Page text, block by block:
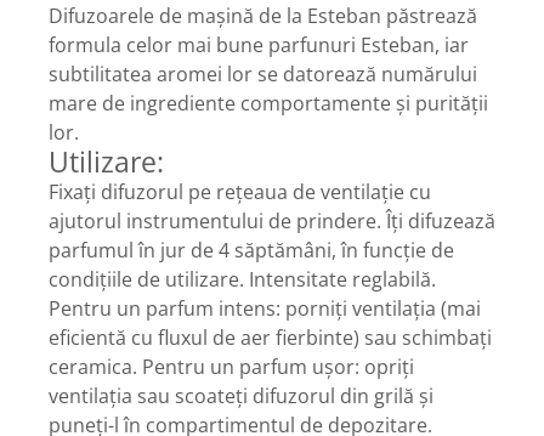
Difuzoarele de mașină de la Esteban păstrează
formula celor mai bune parfunuri Esteban, iar
subtilitatea aromei lor se datorează numărului
mare de ingrediente comportamente și purității
lor.
Utilizare:
Fixați difuzorul pe rețeaua de ventilație cu
ajutorul instrumentului de prindere. Îți difuzează
parfumul în jur de 4 săptămâni, în funcție de
condițiile de utilizare. Intensitate reglabilă.
Pentru un parfum intens: porniți ventilația (mai
eficientă cu fluxul de aer fierbinte) sau schimbați
ceramica. Pentru un parfum ușor: opriți
ventilația sau scoateți difuzorul din grilă și
puneți-l în compartimentul de depozitare.